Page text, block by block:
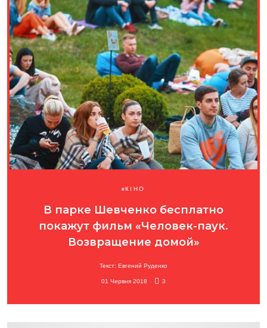
КІНО
В парке Шевченко бесплатно
покажут фильм «Человек-паук.
Возвращение домой»
Текст: Евгений Руденко
01 Червня 2018 3